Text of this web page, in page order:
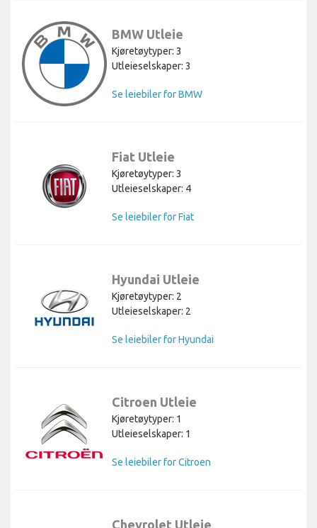
BMW Utleie
Kjøretøytyper: 3
Utleieselskaper: 3
Se leiebiler for BMW
Fiat Utleie
Kjøretøytyper: 3
Utleieselskaper: 4
Se leiebiler for Fiat
Hyundai Utleie
Kjøretøytyper: 2
Utleieselskaper: 2
Se leiebiler for Hyundai
Citroen Utleie
Kjøretøytyper: 1
Utleieselskaper: 1
Se leiebiler for Citroen
Chevrolet Utleie